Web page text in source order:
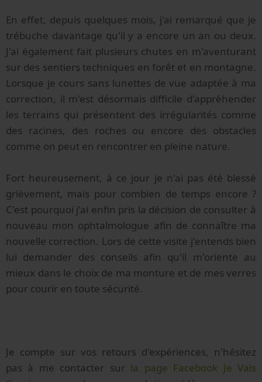
En effet, depuis quelques mois, j'ai remarqué que je
trébuche davantage qu'il y a encore un an ou deux.
J'ai également fait plusieurs chutes en m'aventurant
sur des sentiers techniques en forêt et en montagne.
Lorsque je cours sans lunettes de vue adaptée à ma
correction, il m'est désormais difficile d'appréhender
les terrains qui présentent des irrégularités comme
des racines, des roches ou encore des obstacles
comme on peut en rencontrer en pleine nature.
Fort heureusement, à ce jour je n'ai pas été blessé
grièvement, mais pour combien de temps encore ?
C'est pourquoi j'ai enfin pris la décision de consulter à
nouveau mon ophtalmologue afin de connaître ma
nouvelle correction. Lors de cette visite j'entends bien
lui demander des conseils afin qu'il m'oriente au
mieux dans le choix de ma monture et de mes verres
pour courir en toute sécurité.
Je compte sur vos retours d'expériences, n'hésitez
pas à me contacter sur la page Facebook Je Vais